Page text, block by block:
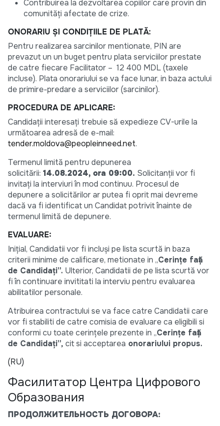
Contribuirea la dezvoltarea copiilor care provin din
comunități afectate de crize.
ONORARIU ȘI CONDIȚIILE DE PLATĂ:
Pentru realizarea sarcinilor mentionate, PIN are
prevazut un un buget pentru plata serviciilor prestate
de catre fiecare Facilitator – 12 400 MDL (taxele
incluse). Plata onorariului se va face lunar, in baza actului
de primire-predare a serviciilor (sarcinilor).
PROCEDURA DE APLICARE:
Candidații interesați trebuie să expedieze CV-urile la
următoarea adresă de e-mail:
tender.moldova@peopleinneed.net.
Termenul limită pentru depunerea
solicitării: 14.08.2024, ora 09:00. Solicitanții vor fi
invitați la interviuri în mod continuu. Procesul de
depunere a solicitărilor ar putea fi oprit mai devreme
dacă va fi identificat un Candidat potrivit înainte de
termenul limită de depunere.
EVALUARE:
Inițial, Candidatii vor fi incluși pe lista scurtă in baza
criterii minime de calificare, metionate in „Cerințe față
de Candidați”. Ulterior, Candidatii de pe lista scurtă vor
fi în continuare invititati la interviu pentru evaluarea
abilitatilor personale.
Atribuirea contractului se va face catre Candidatii care
vor fi stabiliti de catre comisia de evaluare ca eligibili si
conformi cu toate cerințele prezente in „Cerințe față
de Candidați”, cit si acceptarea onorariului propus.
(RU)
Фасилитатор Центра Цифрового
Образования
ПРОДОЛЖИТЕЛЬНОСТЬ ДОГОВОРА: